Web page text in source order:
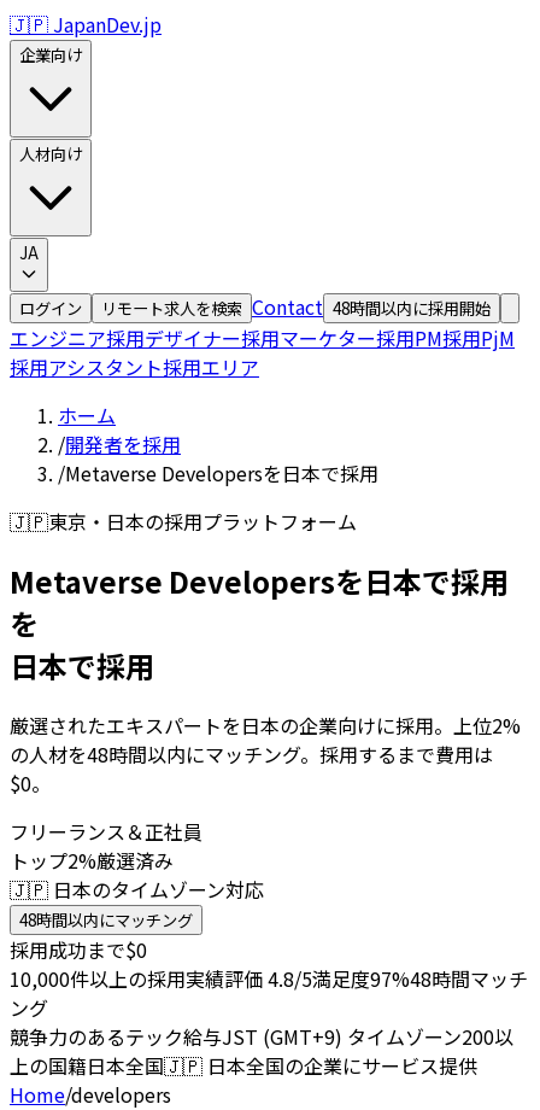
🇯🇵 JapanDev.jp
企業向け
人材向け
JA
ログイン リモート求人を検索 Contact 48時間以内に採用開始
エンジニア採用デザイナー採用マーケター採用PM採用PjM
採用アシスタント採用エリア
ホーム
/開発者を採用
/Metaverse Developersを日本で採用
🇯🇵東京・日本の採用プラットフォーム
Metaverse Developersを日本で採用
を
日本で採用
厳選されたエキスパートを日本の企業向けに採用。上位2%
の人材を48時間以内にマッチング。採用するまで費用は
$0。
フリーランス＆正社員
トップ2%厳選済み
🇯🇵 日本のタイムゾーン対応
48時間以内にマッチング
採用成功まで$0
10,000件以上の採用実績評価 4.8/5満足度97%48時間マッチ
ング
競争力のあるテック給与JST (GMT+9) タイムゾーン200以
上の国籍日本全国🇯🇵 日本全国の企業にサービス提供
Home/developers